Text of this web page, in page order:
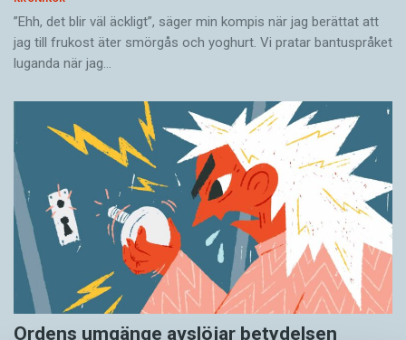
”Ehh, det blir väl äckligt”, säger min kompis när jag berättat att
jag till frukost äter smörgås och yoghurt. Vi pratar bantuspråket
luganda när jag…
Ordens umgänge avslöjar betydelsen